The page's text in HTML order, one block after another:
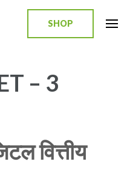
SHOP
– 3
वित्तीय